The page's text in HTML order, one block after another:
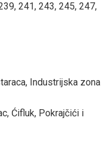
241, 243, 245, 247,
Industrijska zona
Ćifluk, Pokrajčići i